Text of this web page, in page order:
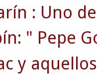
: Uno
" Pepe
y